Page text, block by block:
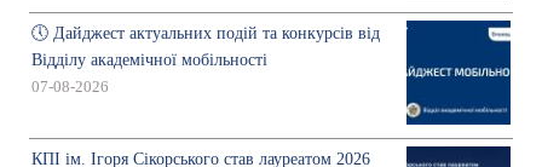
🕔 Дайджест актуальних подій та конкурсів від
Відділу академічної мобільності
07-08-2026
КПІ ім. Ігоря Сікорського став лауреатом 2026